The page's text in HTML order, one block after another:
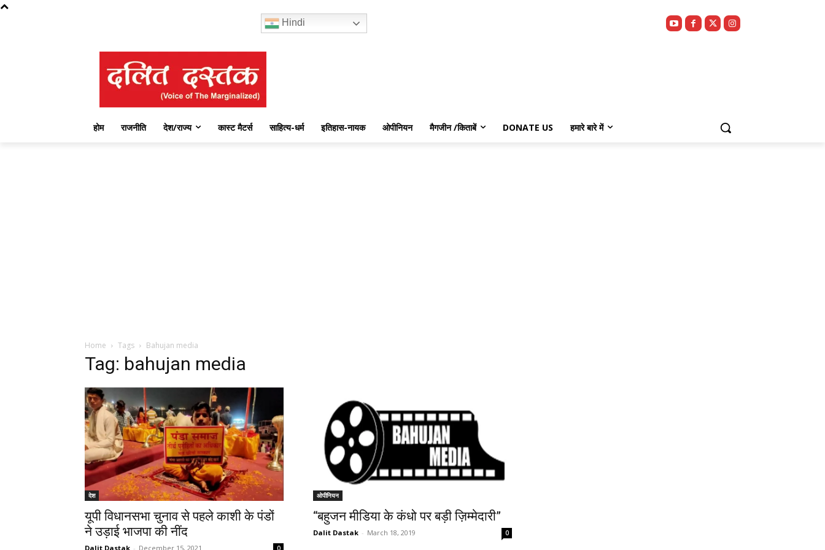
Hindi
होम राजनीति देश/राज्य कास्ट मैटर्स साहित्य-धर्म इतिहास-नायक ओपीनियन मैगजीन /किताबें DONATE US हमारे बारे में
Home Tags Bahujan media
Tag: bahujan media
देश
यूपी विधानसभा चुनाव से पहले काशी के पंडों
ने उड़ाई भाजपा की नींद
Dalit Dastak - December 15, 2021 0
ओपीनियन
“बहुजन मीडिया के कंधो पर बड़ी ज़िम्मेदारी”
Dalit Dastak - March 18, 2019 0